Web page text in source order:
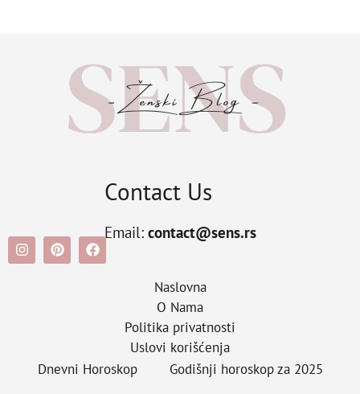
Contact Us
Email: contact@sens.rs
Naslovna
O Nama
Politika privatnosti
Uslovi korišćenja
Dnevni Horoskop
Godišnji horoskop za 2025